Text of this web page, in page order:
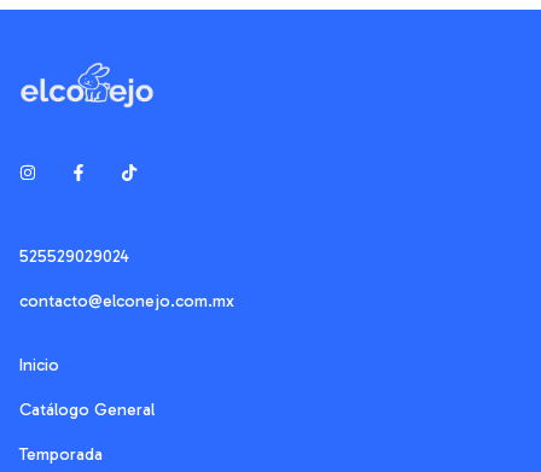
525529029024
contacto@elconejo.com.mx
Inicio
Catálogo General
Temporada